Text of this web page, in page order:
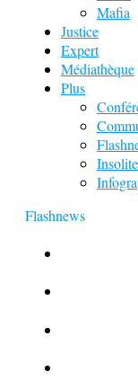
Mafia
Justice
Expert
Médiathèque
Plus
Insolite
Flashnews